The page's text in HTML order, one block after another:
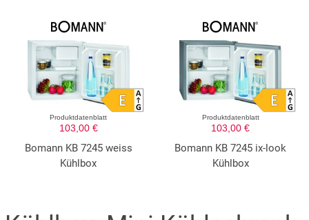
Produktdatenblatt
103,00 €
Bomann KB 7245 weiss
Kühlbox
Produktdatenblatt
103,00 €
Bomann KB 7245 ix-look
Kühlbox